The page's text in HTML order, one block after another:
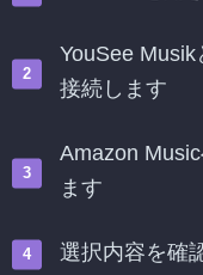
YouSee
接続します
Amazon
ます
選択内容を確